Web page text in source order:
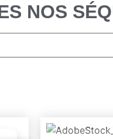
NOS